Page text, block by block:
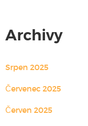
Archivy
Srpen 2025
Červenec 2025
Červen 2025